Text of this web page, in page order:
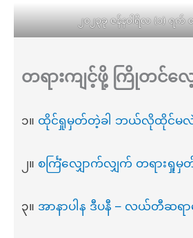
၂၀၂၃ခု ဇန်နဝါရီလ (၁) ရက်
တရားကျင့်ဖို့ ကြိုတင်လ
၁။ ထိုင်ရှုမှတ်တဲ့ခါ ဘယ်လိုထိုင်မ
၂။ စင်္ကြံလျှောက်လျှက် တရားရှုမှတ်
၃။ အာနာပါန ဒီပနီ – လယ်တီဆရ